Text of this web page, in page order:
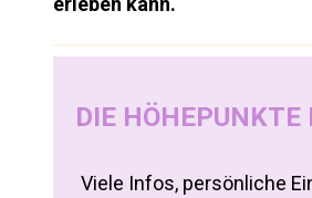
DIE
Viele Infos, persönliche